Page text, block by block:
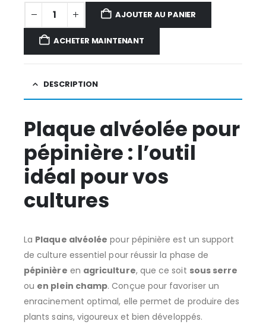
AJOUTER AU PANIER
ACHETER MAINTENANT
DESCRIPTION
Plaque alvéolée pour
pépinière : l’outil
idéal pour vos
cultures
La Plaque alvéolée pour pépinière est un support
de culture essentiel pour réussir la phase de
pépinière en agriculture, que ce soit sous serre
ou en plein champ. Conçue pour favoriser un
enracinement optimal, elle permet de produire des
plants sains, vigoureux et bien développés.